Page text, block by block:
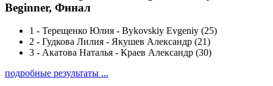
Beginner, Финал
1 - Терещенко Юлия - Bykovskiy Evgeniy (25)
2 - Гудкова Лилия - Якушев Александр (21)
3 - Акатова Наталья - Краев Александр (30)
подробные результаты ...